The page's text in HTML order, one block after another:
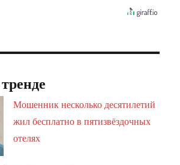
Мошенник несколько десятилетий
жил бесплатно в пятизвёздочных
отелях